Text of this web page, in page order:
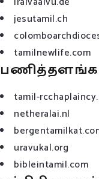
jesutamil.ch
tamilnewlife.com
tamil-
netheralai.nl
uravukal.org
bibleintamil.com